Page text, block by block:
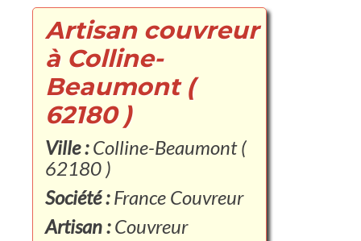
Artisan couvreur
à Colline-
Beaumont (
62180 )
Ville :Colline-Beaumont (
62180 )
Société :France Couvreur
Artisan :Couvreur